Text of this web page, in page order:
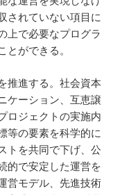
されていない項目に
上で必要なプログラ
とができる。
推進する。社会資本
ケーション、互恵譲
ロジェクトの実施内
等の要素を科学的に
トを共同で下げ、公
的で安定した運営を
営モデル、先進技術